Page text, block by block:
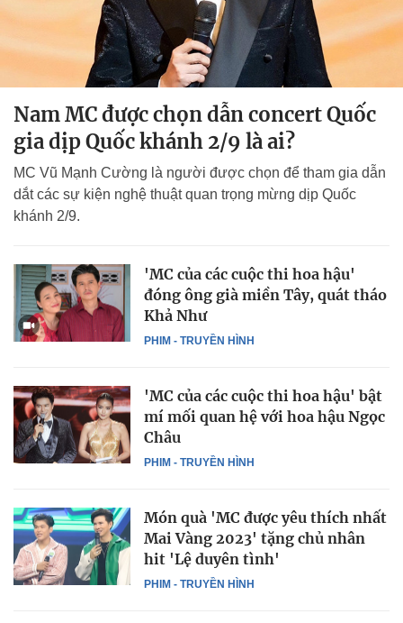
Nam MC được chọn dẫn concert Quốc
gia dịp Quốc khánh 2/9 là ai?
MC Vũ Mạnh Cường là người được chọn để tham gia dẫn
dắt các sự kiện nghệ thuật quan trọng mừng dịp Quốc
khánh 2/9.
PHIM - TRUYỀN HÌNH
'MC của các cuộc thi hoa hậu'
đóng ông già miền Tây, quát tháo
Khả Như
PHIM - TRUYỀN HÌNH
'MC của các cuộc thi hoa hậu' bật
mí mối quan hệ với hoa hậu Ngọc
Châu
PHIM - TRUYỀN HÌNH
Món quà 'MC được yêu thích nhất
Mai Vàng 2023' tặng chủ nhân
hit 'Lệ duyên tình'